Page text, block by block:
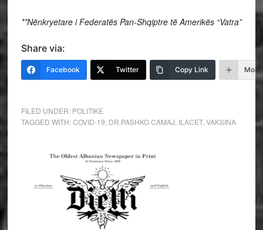
**Nënkryetare i Federatës Pan-Shqiptre të Amerikës “Vatra”
Share via:
Facebook Twitter Copy Link More
FILED UNDER: POLITIKE
TAGGED WITH:COVID-19 DR.PASHKO CAMAJ ILACET, VAKSINA